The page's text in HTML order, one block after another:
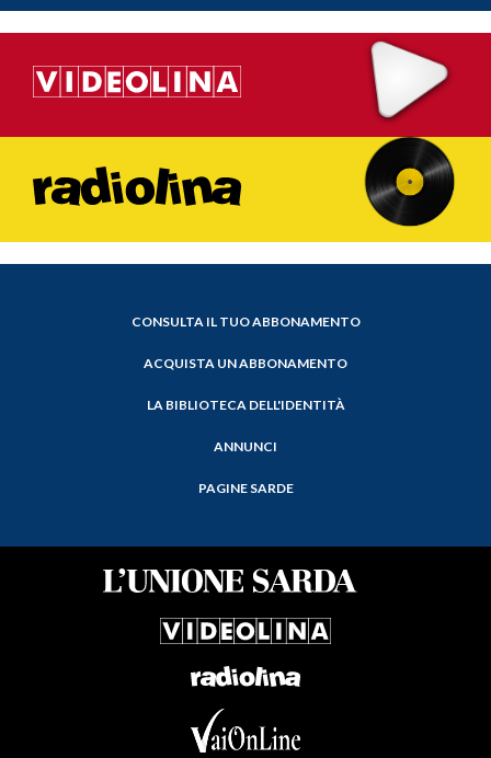
CONSULTA IL TUO ABBONAMENTO
ACQUISTA UN ABBONAMENTO
LA BIBLIOTECA DELL'IDENTITÀ
ANNUNCI
PAGINE SARDE